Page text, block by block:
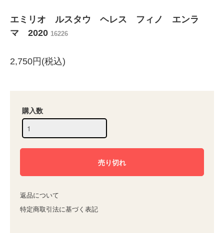
エミリオ ルスタウ ヘレス フィノ エンラ
マ 2020 16226
2,750円(税込)
購入数
返品について
特定商取引法に基づく表記